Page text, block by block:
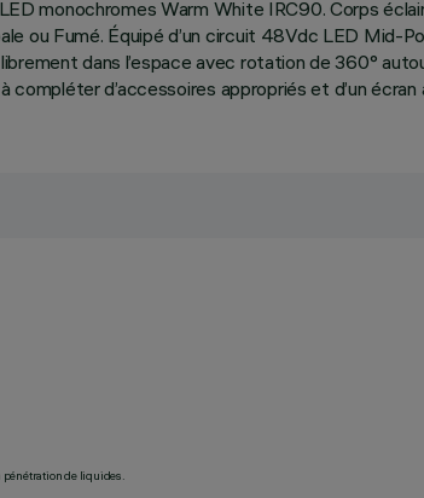
monochromes Warm White IRC90. Corps
ou Fumé. Équipé d’un circuit 48Vdc LED Mid-
dans l’espace avec rotation de 360°
compléter d’accessoires appropriés et d’un
pénétration de liquides.